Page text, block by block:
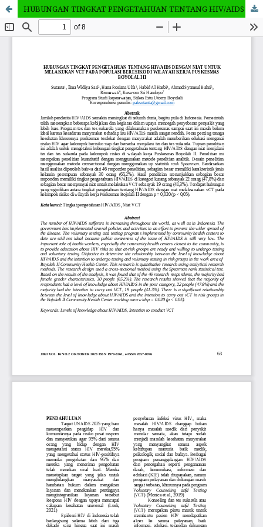
HUBUNGAN TINGKAT PENGETAHUAN TENTANG HIV/AIDS DENGAN NIAT UNTUK MELAKUKAN VCT PADA POPULASI BERESIKO DI WILAYAH KERJA PUSKESMAS BOYOLALI II